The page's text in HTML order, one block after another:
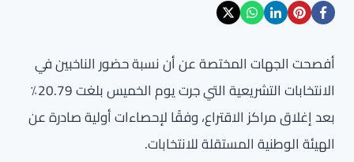
أفصحت الجهات المختصة عن أن نسبة حضور الناخبين في
الانتخابات التشريعية التي جرت يوم الخميس بلغت 20.79٪
بعد إغلاق مراكز الاقتراع، وفقًا لإحصاءات أولية صادرة عن
الهيئة الوطنية المستقلة للانتخابات.